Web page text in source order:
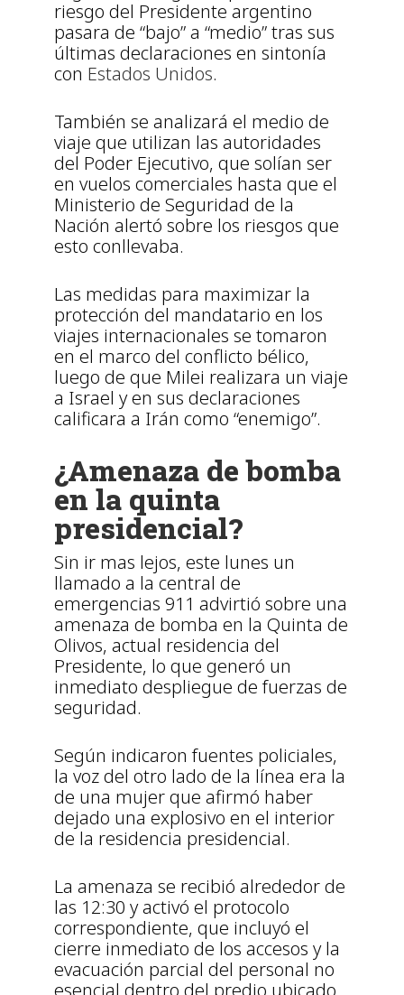
riesgo del Presidente argentino
pasara de “bajo” a “medio” tras sus
últimas declaraciones en sintonía
con Estados Unidos.
También se analizará el medio de
viaje que utilizan las autoridades
del Poder Ejecutivo, que solían ser
en vuelos comerciales hasta que el
Ministerio de Seguridad de la
Nación alertó sobre los riesgos que
esto conllevaba.
Las medidas para maximizar la
protección del mandatario en los
viajes internacionales se tomaron
en el marco del conflicto bélico,
luego de que Milei realizara un viaje
a Israel y en sus declaraciones
calificara a Irán como “enemigo”.
¿Amenaza de bomba
en la quinta
presidencial?
Sin ir mas lejos, este lunes un
llamado a la central de
emergencias 911 advirtió sobre una
amenaza de bomba en la Quinta de
Olivos, actual residencia del
Presidente, lo que generó un
inmediato despliegue de fuerzas de
seguridad.
Según indicaron fuentes policiales,
la voz del otro lado de la línea era la
de una mujer que afirmó haber
dejado una explosivo en el interior
de la residencia presidencial.
La amenaza se recibió alrededor de
las 12:30 y activó el protocolo
correspondiente, que incluyó el
cierre inmediato de los accesos y la
evacuación parcial del personal no
esencial dentro del predio ubicado